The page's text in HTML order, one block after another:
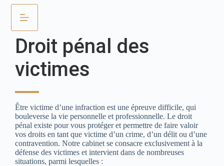
Droit pénal des
victimes
Être victime d’une infraction est une épreuve difficile, qui
bouleverse la vie personnelle et professionnelle. Le droit
pénal existe pour vous protéger et permettre de faire valoir
vos droits en tant que victime d’un crime, d’un délit ou d’une
contravention. Notre cabinet se consacre exclusivement à la
défense des victimes et intervient dans de nombreuses
situations, parmi lesquelles :